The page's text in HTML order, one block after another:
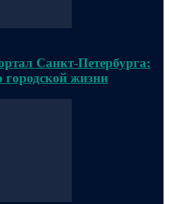
Санкт-Петербурга:
городской жизни